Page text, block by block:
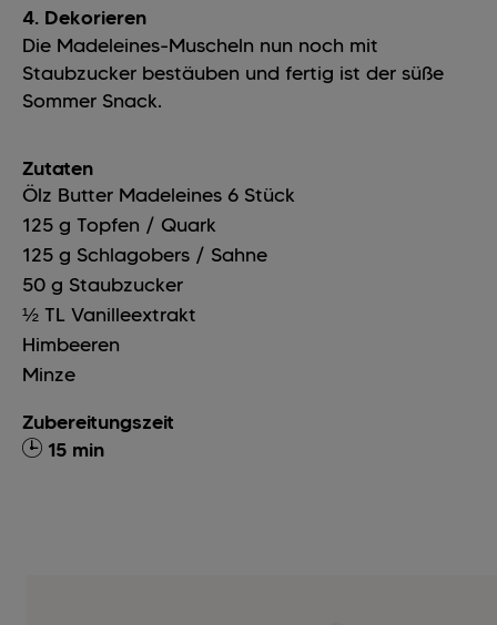
4. Dekorieren
Die Madeleines-Muscheln nun noch mit
Staubzucker bestäuben und fertig ist der süße
Sommer Snack.
Zutaten
Ölz Butter Madeleines 6 Stück
125 g Topfen / Quark
125 g Schlagobers / Sahne
50 g Staubzucker
½ TL Vanilleextrakt
Himbeeren
Minze
Zubereitungszeit
15 min